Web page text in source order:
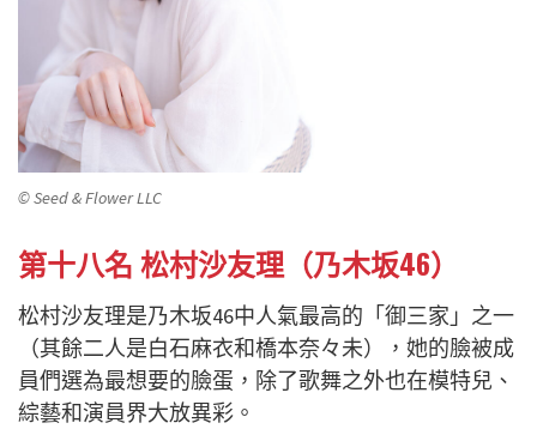
© Seed & Flower LLC
第十八名 松村沙友理（乃木坂46）
松村沙友理是乃木坂46中人氣最高的「御三家」之一
（其餘二人是白石麻衣和橋本奈々未），她的臉被成
員們選為最想要的臉蛋，除了歌舞之外也在模特兒、
綜藝和演員界大放異彩。